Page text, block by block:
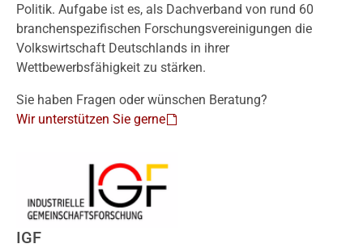
Politik. Aufgabe ist es, als Dachverband von rund 60
branchenspezifischen Forschungsvereinigungen die
Volkswirtschaft Deutschlands in ihrer
Wettbewerbsfähigkeit zu stärken.
Sie haben Fragen oder wünschen Beratung?
Wir unterstützen Sie gerne
IGF